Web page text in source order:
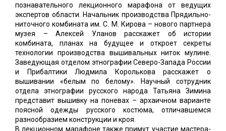
познавательного лекционного марафона от ведущих
экспертов области. Начальник производства Прядильно-
ниточного комбината им. С. М. Кирова – нового партнера
музея – Алексей Уланов расскажет об истории
комбината, планах на будущее и откроет секреты
технологии производства вышивальных ниток мулине.
Заведующая отделом этнографии Северо-Запада России
и Прибалтики Людмила Королькова расскажет о
вышивании «белым по белому». Научный сотрудник
отдела этнографии русского народа Татьяна Зимина
представит вышивку на поневах – архаичном варианте
поясной одежды русского костюма, отличавшемся
разнообразием конструкции и кроя.
В лекционном марафоне также примут участие мастера-